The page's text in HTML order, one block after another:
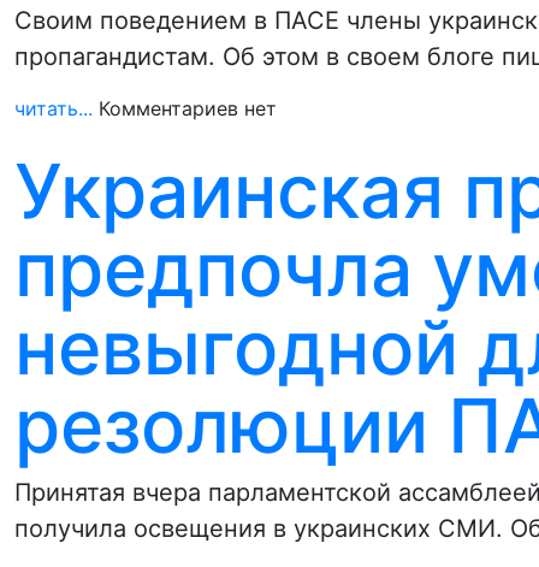
Своим поведением в ПАСЕ члены
пропагандистам. Об этом в своем блоге
читать... Комментариев нет
Украинская
предпочла
невыгодной
резолюции
Принятая вчера парламентской
получила освещения в украинских СМИ.